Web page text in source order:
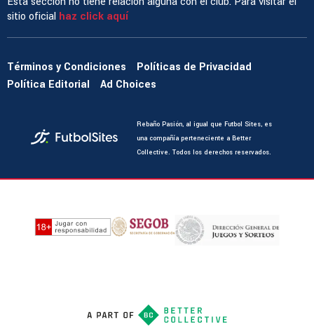
sitio oficial haz click aquí
Términos y Condiciones
Políticas de Privacidad
Política Editorial
Ad Choices
Rebaño Pasión, al igual que Futbol Sites, es
una compañía perteneciente a Better
Collective. Todos los derechos reservados.